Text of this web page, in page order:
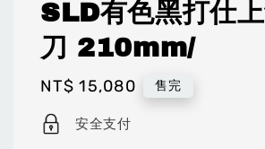
SLD有色黑打仕
刀 210mm/
Regular
price
NT$ 15,080 售完
安全支付